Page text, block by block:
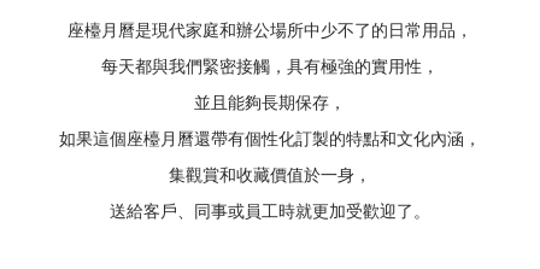
座檯月曆是現代家庭和辦公場所中少不了的日常用品，
每天都與我們緊密接觸，具有極強的實用性，
並且能夠長期保存，
如果這個座檯月曆還帶有個性化訂製的特點和文化內涵，
集觀賞和收藏價值於一身，
送給客戶、同事或員工時就更加受歡迎了。